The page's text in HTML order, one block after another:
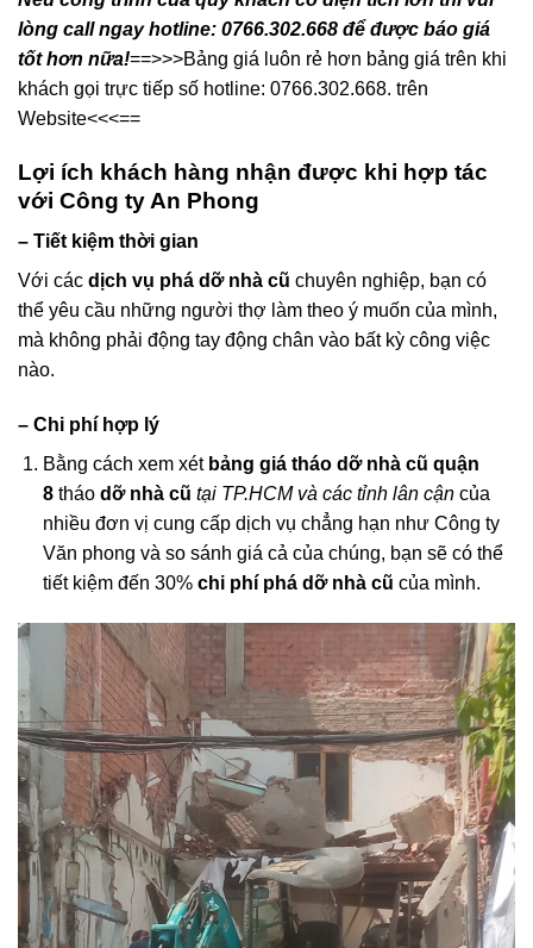
Tháo thạch cao 30.000đ M2
Nếu công trình của quý khách có diện tích lớn thì vui
lòng call ngay hotline: 0766.302.668 để được báo giá
khách gọi trực tiếp số hotline: 0766.302.668. trên
Website<<<==
Lợi ích khách hàng nhận được khi hợp tác
với Công ty An Phong
– Tiết kiệm thời gian
Với các
mà không phải động tay động chân vào bất kỳ công việc
nào.
Bằng cách xem xétbảng giá tháo dỡ nhà cũ quận
8tháodỡ nhà cũ tại TP.HCM và các tỉnh lân cậncủa
Văn phong và so sánh giá cả của chúng, bạn sẽ có thể
tiết kiệm đến 30%
chi phí phá dỡ nhà cũcủa mình.